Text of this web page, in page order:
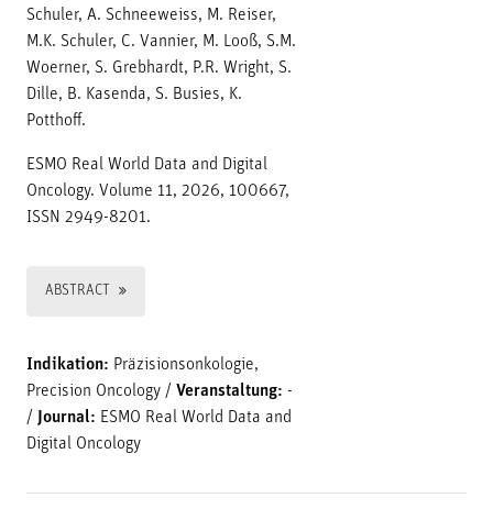
Schuler, A. Schneeweiss, M. Reiser,
M.K. Schuler, C. Vannier, M. Looß, S.M.
Woerner, S. Grebhardt, P.R. Wright, S.
Dille, B. Kasenda, S. Busies, K.
Potthoff.
ESMO Real World Data and Digital
Oncology. Volume 11, 2026, 100667,
ISSN 2949-8201.
ABSTRACT
Indikation: Präzisionsonkologie,
Precision Oncology / Veranstaltung: -
/
Journal: ESMO Real World Data and
Digital Oncology